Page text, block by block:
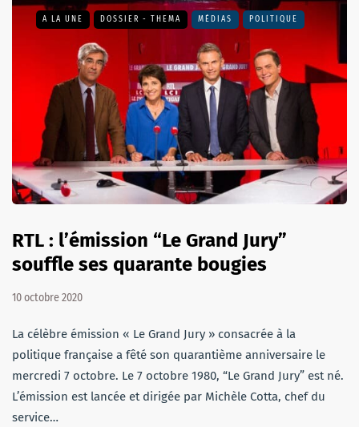
A LA UNE DOSSIER - THEMA MÉDIAS POLITIQUE
RTL : l’émission “Le Grand Jury”
souffle ses quarante bougies
10 octobre 2020
La célèbre émission « Le Grand Jury » consacrée à la
politique française a fêté son quarantième anniversaire le
mercredi 7 octobre. Le 7 octobre 1980, “Le Grand Jury” est né.
L’émission est lancée et dirigée par Michèle Cotta, chef du
service…